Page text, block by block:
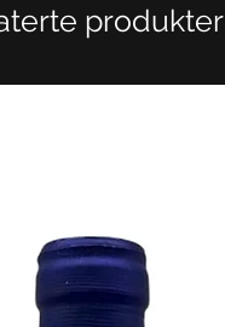
produkter